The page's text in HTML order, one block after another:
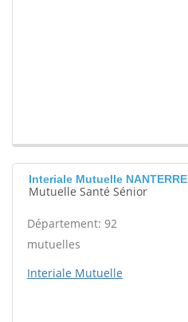
Interiale Mutuelle NANTERRE
Mutuelle Santé Sénior
Département: 92
mutuelles
Interiale Mutuelle